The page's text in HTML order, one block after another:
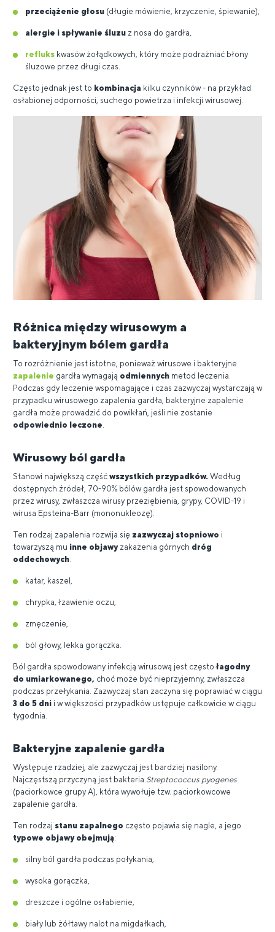
przeciążenie głosu (długie mówienie, krzyczenie, śpiewanie),
alergie i spływanie śluzu z nosa do gardła,
refluks kwasów żołądkowych, który może podrażniać błony
śluzowe przez długi czas.
Często jednak jest to kombinacja kilku czynników - na przykład
osłabionej odporności, suchego powietrza i infekcji wirusowej.
Różnica między wirusowym a
bakteryjnym bólem gardła
To rozróżnienie jest istotne, ponieważ wirusowe i bakteryjne
zapalenie gardła wymagają odmiennych metod leczenia.
Podczas gdy leczenie wspomagające i czas zazwyczaj wystarczają w
przypadku wirusowego zapalenia gardła, bakteryjne zapalenie
gardła może prowadzić do powikłań, jeśli nie zostanie
odpowiednio leczone.
Wirusowy ból gardła
Stanowi największą część wszystkich przypadków. Według
dostępnych źródeł, 70-90% bólów gardła jest spowodowanych
przez wirusy, zwłaszcza wirusy przeziębienia, grypy, COVID-19 i
wirusa Epsteina-Barr (mononukleozę).
Ten rodzaj zapalenia rozwija się zazwyczaj stopniowo i
towarzyszą mu inne objawyzakażenia górnych dróg
oddechowych:
katar, kaszel,
chrypka, łzawienie oczu,
zmęczenie,
ból głowy, lekka gorączka.
Ból gardła spowodowany infekcją wirusową jest częstołagodny
do umiarkowanego, choć może być nieprzyjemny, zwłaszcza
podczas przełykania. Zazwyczaj stan zaczyna się poprawiać w ciągu
3 do 5 dni i w większości przypadków ustępuje całkowicie w ciągu
tygodnia.
Bakteryjne zapalenie gardła
Występuje rzadziej, ale zazwyczaj jest bardziej nasilony.
Najczęstszą przyczyną jest bakteria Streptococcus pyogenes
(paciorkowce grupy A), która wywołuje tzw. paciorkowcowe
zapalenie gardła.
Ten rodzaj stanu zapalnego często pojawia się nagle, a jego
typowe objawy obejmują:
silny ból gardła podczas połykania,
wysoka gorączka,
dreszcze i ogólne osłabienie,
biały lub żółtawy nalot na migdałkach,